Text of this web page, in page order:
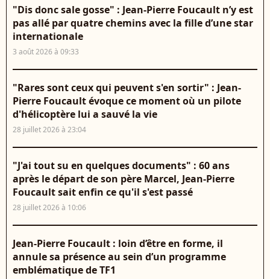
"Dis donc sale gosse" : Jean-Pierre Foucault n’y est
pas allé par quatre chemins avec la fille d’une star
internationale
3 août 2026 à 09:33
"Rares sont ceux qui peuvent s'en sortir" : Jean-
Pierre Foucault évoque ce moment où un pilote
d'hélicoptère lui a sauvé la vie
28 juillet 2026 à 23:04
"J'ai tout su en quelques documents" : 60 ans
après le départ de son père Marcel, Jean-Pierre
Foucault sait enfin ce qu'il s'est passé
28 juillet 2026 à 10:06
Jean-Pierre Foucault : loin d’être en forme, il
annule sa présence au sein d’un programme
emblématique de TF1